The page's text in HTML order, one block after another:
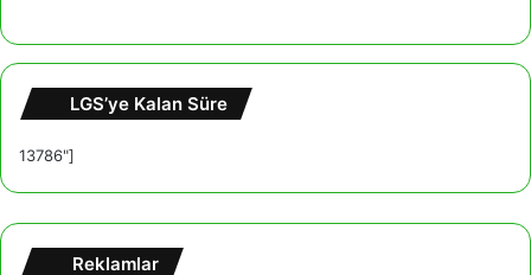
LGS’ye Kalan Süre
13786"]
Reklamlar